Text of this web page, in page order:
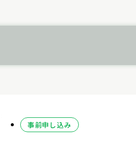
事前申し込み